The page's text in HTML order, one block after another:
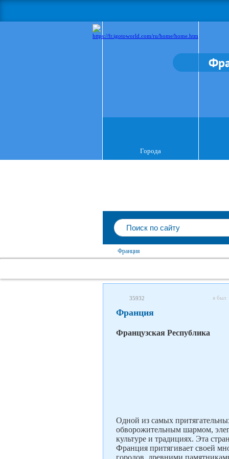
Города
Франция
35932 я был
Франция
Французская Республика
Одной из самых
обворожительным шармом,
культуре и традициях. Эта
Франция притягивает своей
городов, древними